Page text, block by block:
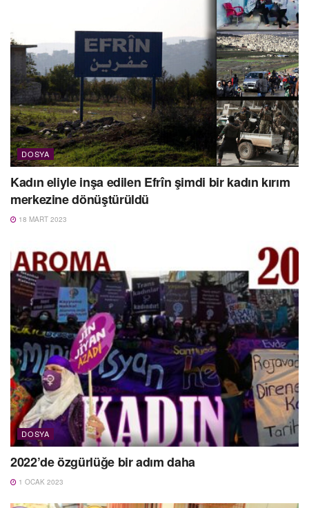
DOSYA
Kadın eliyle inşa edilen Efrîn şimdi bir kadın kırım
merkezine dönüştürüldü
18 MART 2023
DOSYA
2022’de özgürlüğe bir adım daha
1 OCAK 2023